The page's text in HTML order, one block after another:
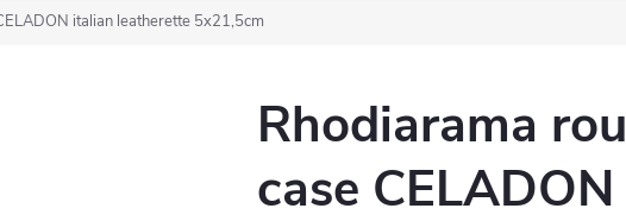
italian leatherette 5x21,5cm
Rhodiarama
case